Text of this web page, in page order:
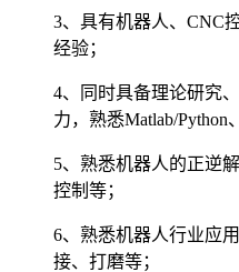
3、具有机器人、CNC
经验；
4、同时具备理论研究
力，熟悉Matlab/Python
5、熟悉机器人的正逆
控制等；
6、熟悉机器人行业应
接、打磨等；